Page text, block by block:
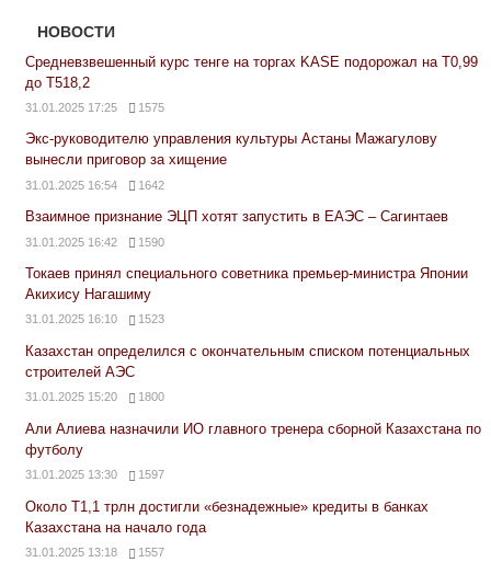
НОВОСТИ
Средневзвешенный курс тенге на торгах KASE подорожал на Т0,99
до Т518,2
31.01.2025 17:25 1575
Экс-руководителю управления культуры Астаны Мажагулову
вынесли приговор за хищение
31.01.2025 16:54 1642
Взаимное признание ЭЦП хотят запустить в ЕАЭС – Сагинтаев
31.01.2025 16:42 1590
Токаев принял специального советника премьер-министра Японии
Акихису Нагашиму
31.01.2025 16:10 1523
Казахстан определился с окончательным списком потенциальных
строителей АЭС
31.01.2025 15:20 1800
Али Алиева назначили ИО главного тренера сборной Казахстана по
футболу
31.01.2025 13:30 1597
Около Т1,1 трлн достигли «безнадежные» кредиты в банках
Казахстана на начало года
31.01.2025 13:18 1557